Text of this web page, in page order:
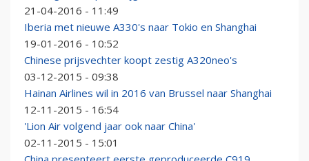
21-04-2016 - 11:49
Iberia met nieuwe A330's naar Tokio en Shanghai
19-01-2016 - 10:52
Chinese prijsvechter koopt zestig A320neo's
03-12-2015 - 09:38
Hainan Airlines wil in 2016 van Brussel naar Shanghai
12-11-2015 - 16:54
'Lion Air volgend jaar ook naar China'
02-11-2015 - 15:01